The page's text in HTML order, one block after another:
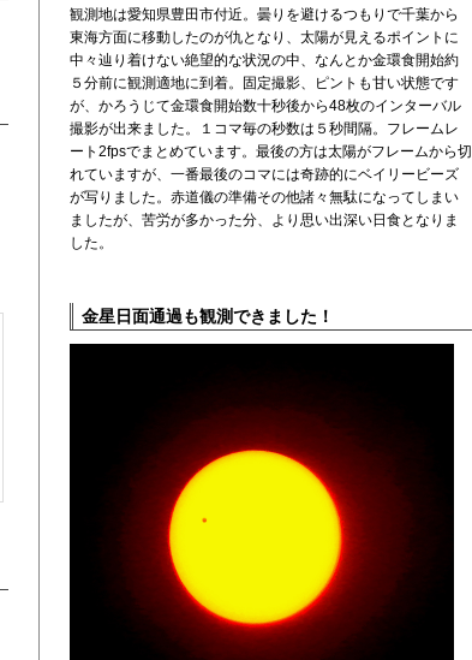
観測地は愛知県豊田市付近。曇りを避けるつもりで千葉から
東海方面に移動したのが仇となり、太陽が見えるポイントに
中々辿り着けない絶望的な状況の中、なんとか金環食開始約
５分前に観測適地に到着。固定撮影、ピントも甘い状態です
が、かろうじて金環食開始数十秒後から48枚のインターバル
撮影が出来ました。１コマ毎の秒数は５秒間隔。フレームレ
ート2fpsでまとめています。最後の方は太陽がフレームから切
れていますが、一番最後のコマには奇跡的にベイリービーズ
が写りました。赤道儀の準備その他諸々無駄になってしまい
ましたが、苦労が多かった分、より思い出深い日食となりま
した。
金星日面通過も観測できました！